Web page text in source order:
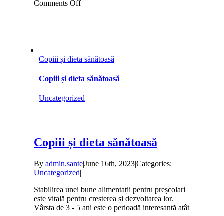
Comments Offon
să
meargă
la
grădiniță:
practic
Copiii și dieta sănătoasă
Copiii și dieta sănătoasă
Uncategorized
Copiii și dieta sănătoasă
By admin.sante|June 16th, 2023|Categories:
Uncategorized|
Stabilirea unei bune alimentații pentru preșcolari
este vitală pentru creșterea și dezvoltarea lor.
Vârsta de 3 - 5 ani este o perioadă interesantă atât